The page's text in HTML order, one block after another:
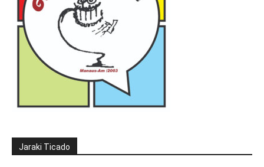
Jaraki Ticado